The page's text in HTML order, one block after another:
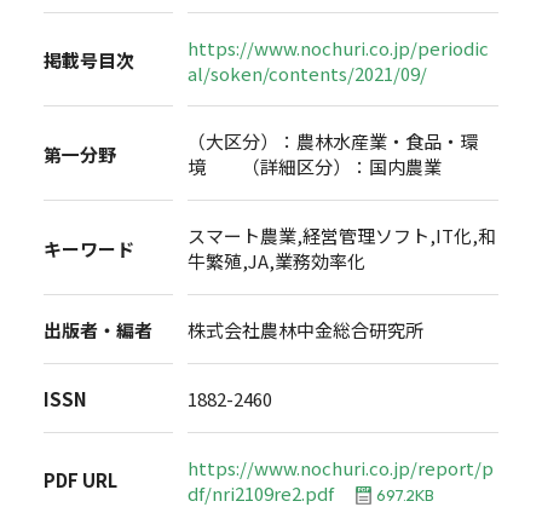
掲載号目次
https://www.nochuri.co.jp/periodic
al/soken/contents/2021/09/
第一分野
（大区分）：農林水産業・食品・環
境 （詳細区分）：国内農業
キーワード
スマート農業,経営管理ソフト,IT化,和
牛繁殖,JA,業務効率化
出版者・編者 株式会社農林中金総合研究所
ISSN 1882-2460
PDF URL
https://www.nochuri.co.jp/report/p
df/nri2109re2.pdf
697.2KB